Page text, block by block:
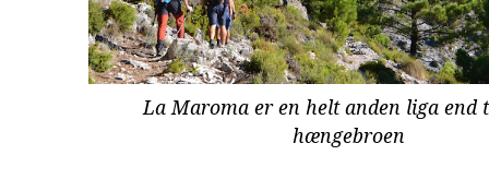
La Maroma er en helt anden liga end
hængebroen